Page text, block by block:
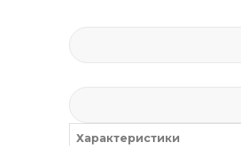
Характеристики